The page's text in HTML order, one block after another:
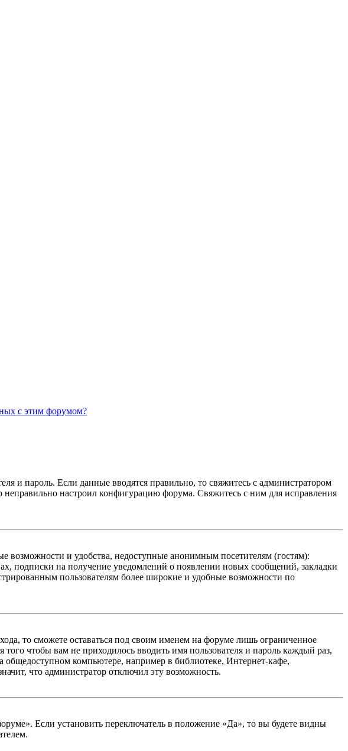
с этим форумом?
и пароль. Если данные вводятся правильно, то свяжитесь с администратором
настроил конфигурацию форума. Свяжитесь с ним для исправления
возможности и удобства, недоступные анонимным посетителям (гостям):
подписки на получение уведомлений о появлении новых сообщений, закладки
пользователям более широкие и удобные возможности по
то сможете оставаться под своим именем на форуме лишь ограниченное
чтобы вам не приходилось вводить имя пользователя и пароль каждый раз,
компьютере, например в библиотеке, Интернет-кафе,
что администратор отключил эту возможность.
Если установить переключатель в положение «Да», то вы будете видны